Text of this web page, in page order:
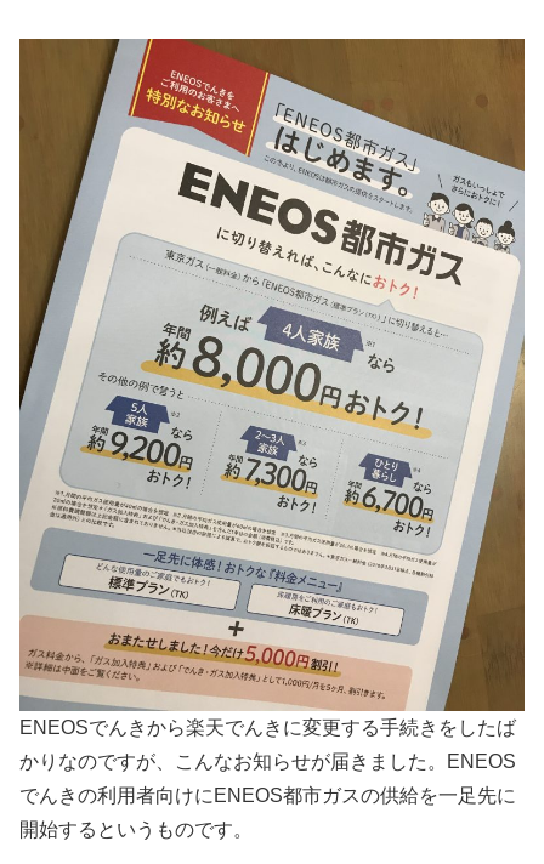
ENEOSでんきから楽天でんきに変更する手続きをしたば
かりなのですが、こんなお知らせが届きました。ENEOS
でんきの利用者向けにENEOS都市ガスの供給を一足先に
開始するというものです。